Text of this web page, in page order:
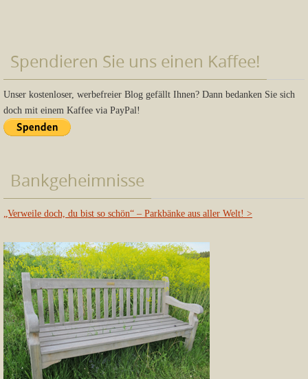
Spendieren Sie uns einen Kaffee!
Unser kostenloser, werbefreier Blog gefällt Ihnen? Dann bedanken Sie sich
doch mit einem Kaffee via PayPal!
Bankgeheimnisse
„Verweile doch, du bist so schön“ – Parkbänke aus aller Welt! >